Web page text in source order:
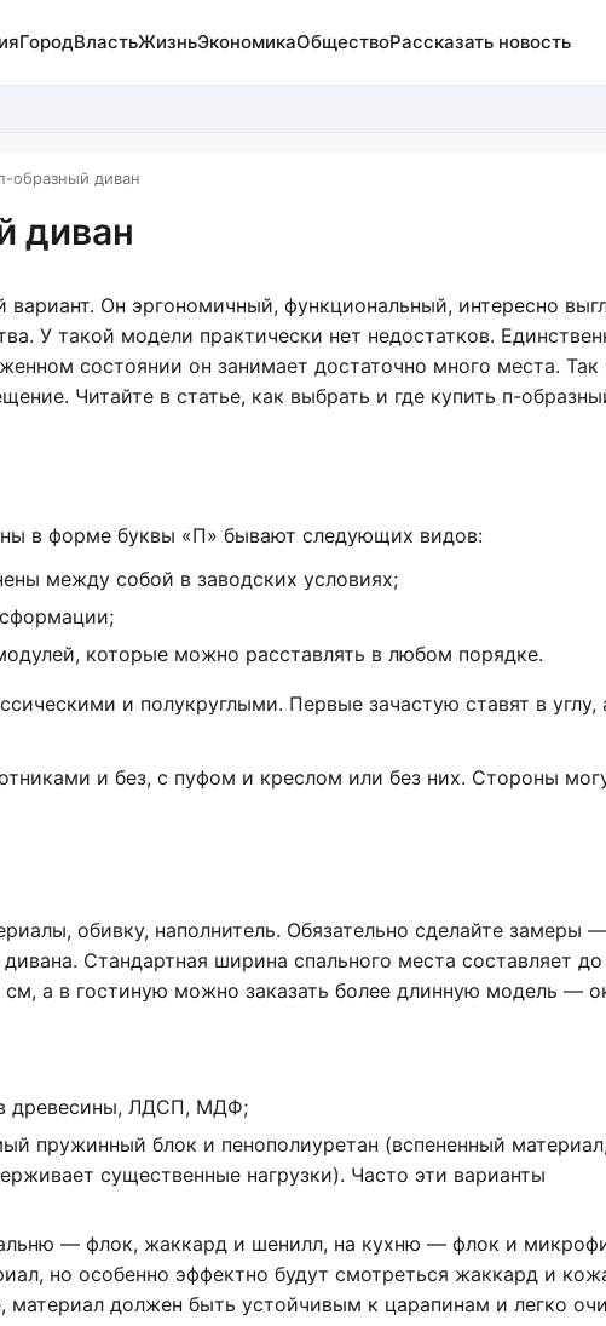
ГородВластьЖизньЭкономикаОбществоРассказать новость
образный диван
диван
Он эргономичный, функциональный, интересно
У такой модели практически нет недостатков.
состоянии он занимает достаточно много места. Так
Читайте в статье, как выбрать и где купить п-
в форме буквы «П» бывают следующих видов:
между собой в заводских условиях;
которые можно расставлять в любом порядке.
и полукруглыми. Первые зачастую ставят в углу,
и без, с пуфом и креслом или без них. Стороны
обивку, наполнитель. Обязательно сделайте замеры —
Стандартная ширина спального места составляет
а в гостиную можно заказать более длинную модель —
древесины, ЛДСП, МДФ;
пружинный блок и пенополиуретан (вспененный материал,
существенные нагрузки). Часто эти варианты
— флок, жаккард и шенилл, на кухню — флок и
но особенно эффектно будут смотреться жаккард и
должен быть устойчивым к царапинам и легко